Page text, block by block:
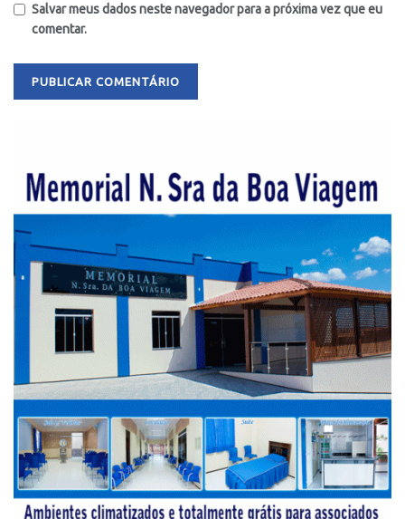
Salvar meus dados neste navegador para a próxima vez que eu
comentar.